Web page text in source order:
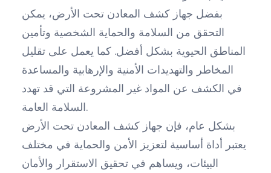
بفضل جهاز كشف المعادن تحت الأرض، يمكن
التحقق من السلامة والحماية الشخصية وتأمين
المناطق الحيوية بشكل أفضل. كما يعمل على تقليل
المخاطر والتهديدات الأمنية والإرهابية والمساعدة
في الكشف عن المواد غير المشروعة التي قد تهدد
السلامة العامة.
بشكل عام، فإن جهاز كشف المعادن تحت الأرض
يعتبر أداة أساسية لتعزيز الأمن والحماية في مختلف
البيئات، ويساهم في تحقيق الاستقرار والأمان